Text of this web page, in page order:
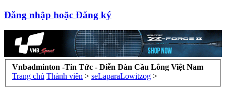
Đăng nhập hoặc Đăng ký
Vnbadminton -Tin Tức - Diễn Đàn Cầu Lông Việt Nam
Trang chủ Thành viên > seLaparaLowitzog >